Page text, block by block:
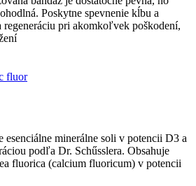
Poskytne spevnenie kĺbu a
regeneráciu pri akomkoľvek poškodení,
esenciálne minerálne soli v potencii D3 a
podľa Dr. Schűsslera. Obsahuje
fluorica (calcium fluoricum) v potencii